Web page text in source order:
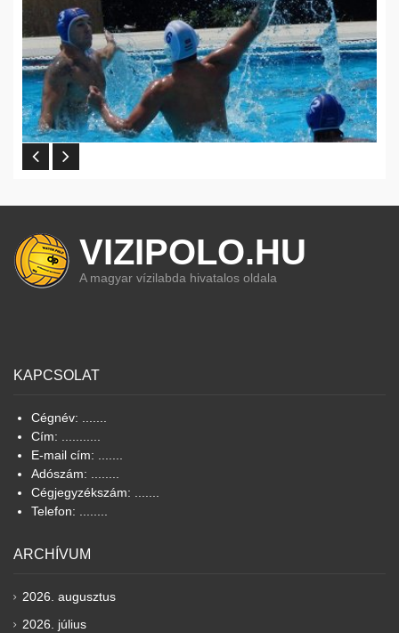
VIZIPOLO.HU
A magyar vízilabda hivatalos oldala
KAPCSOLAT
Cégnév: .......
Cím: ...........
E-mail cím: .......
Adószám: ........
Cégjegyzékszám: .......
Telefon: ........
ARCHÍVUM
2026. augusztus
2026. július